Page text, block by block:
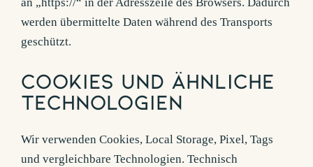
an „https://“ in der Adresszeile des Browsers. Dadurch
werden übermittelte Daten während des Transports
geschützt.
Cookies und ähnliche
Technologien
Wir verwenden Cookies, Local Storage, Pixel, Tags
und vergleichbare Technologien. Technisch